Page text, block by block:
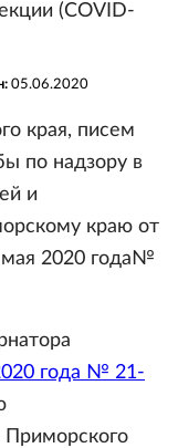
(COVID-
05.06.2020
края, писем
по надзору в
и
краю от
2020 года№
года № 21-
Приморского